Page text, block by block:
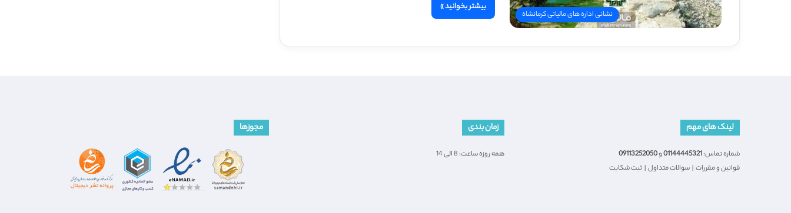
نشانی اداره های مالیاتی کرمانشاه
بیشتر بخوانید »
لینک های مهم
شماره تماس:01144445321و09113252050
قوانین و مقررات | سوالات متداول | ثبت شکایت
زمان بندی
همه روزه ساعت: 8 الی 14
مجوزها